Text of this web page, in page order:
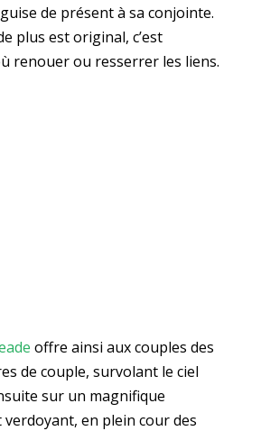
de présent à sa conjointe.
plus est original, c’est
renouer ou resserrer les liens.
offre ainsi aux couples des
de couple, survolant le ciel
sur un magnifique
en plein cour des